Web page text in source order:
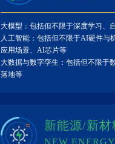
大模型：包括但不限于深度学习、
人工智能：包括但不限于AI硬件与
应用场景、AI芯片等
大数据与数字孪生：包括但不限于
落地等
新能源/新材